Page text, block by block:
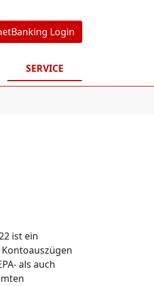
Login
SERVICE
ist ein
als auch